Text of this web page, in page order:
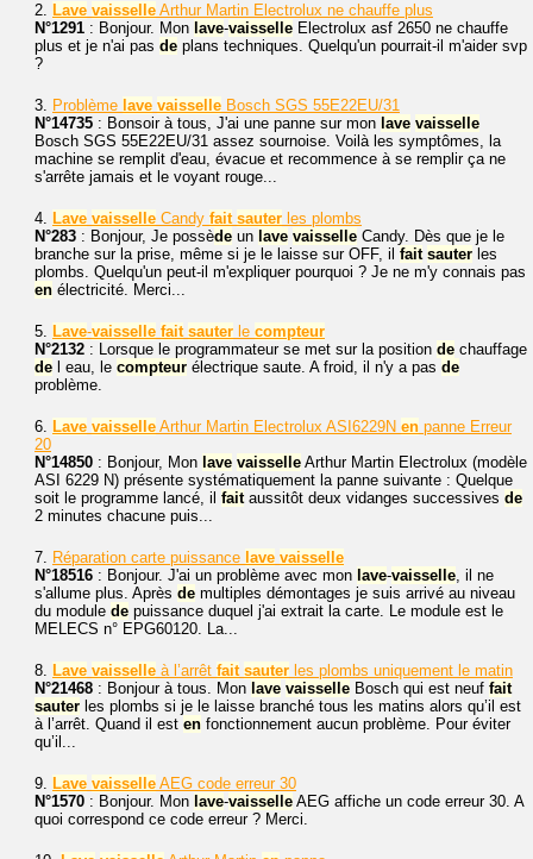
2. Lave vaisselle Arthur Martin Electrolux ne chauffe plus
N°1291 : Bonjour. Mon lave-vaisselle Electrolux asf 2650 ne chauffe
plus et je n'ai pas de plans techniques. Quelqu'un pourrait-il m'aider svp
?
3. Problème lave vaisselle Bosch SGS 55E22EU/31
N°14735 : Bonsoir à tous, J'ai une panne sur mon lave vaisselle
Bosch SGS 55E22EU/31 assez sournoise. Voilà les symptômes, la
machine se remplit d'eau, évacue et recommence à se remplir ça ne
s'arrête jamais et le voyant rouge...
4. Lave vaisselle Candy fait sauter les plombs
N°283 : Bonjour, Je possède un lave vaisselle Candy. Dès que je le
branche sur la prise, même si je le laisse sur OFF, il fait sauter les
plombs. Quelqu'un peut-il m'expliquer pourquoi ? Je ne m'y connais pas
en électricité. Merci...
5. Lave-vaisselle fait sauter le compteur
N°2132 : Lorsque le programmateur se met sur la position de chauffage
de l eau, le compteur électrique saute. A froid, il n'y a pas de
problème.
6. Lave vaisselle Arthur Martin Electrolux ASI6229N en panne Erreur
20
N°14850 : Bonjour, Mon lave vaisselle Arthur Martin Electrolux (modèle
ASI 6229 N) présente systématiquement la panne suivante : Quelque
soit le programme lancé, il faitaussitôt deux vidanges successives de
2 minutes chacune puis...
7. Réparation carte puissance lave vaisselle
N°18516 : Bonjour. J'ai un problème avec mon lave-vaisselle, il ne
s'allume plus. Après de multiples démontages je suis arrivé au niveau
du module de puissance duquel j'ai extrait la carte. Le module est le
MELECS n° EPG60120. La...
8. Lave vaisselle à l’arrêt fait sauter les plombs uniquement le matin
N°21468 : Bonjour à tous. Mon lave vaisselle Bosch qui est neuf fait
sauter les plombs si je le laisse branché tous les matins alors qu’il est
à l’arrêt. Quand il est en fonctionnement aucun problème. Pour éviter
qu’il...
9. Lave vaisselle AEG code erreur 30
N°1570 : Bonjour. Mon lave-vaisselle AEG affiche un code erreur 30. A
quoi correspond ce code erreur ? Merci.